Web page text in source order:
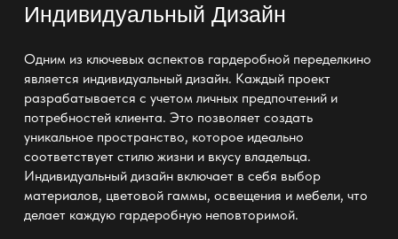
Индивидуальный Дизайн
Одним из ключевых аспектов гардеробной переделкино
является индивидуальный дизайн. Каждый проект
разрабатывается с учетом личных предпочтений и
потребностей клиента. Это позволяет создать
уникальное пространство, которое идеально
соответствует стилюжизни и вкусу владельца.
Индивидуальный дизайн включает в себя выбор
материалов, цветовой гаммы, освещения и мебели, что
делает каждую гардеробнуюнеповторимой.